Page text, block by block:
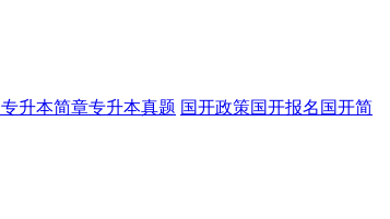
专升本简章专升本真题 国开政策国开报名 国开简